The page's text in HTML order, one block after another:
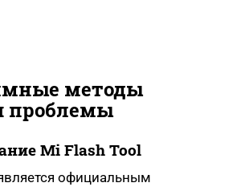
методы
проблемы
Mi Flash Tool
официальным